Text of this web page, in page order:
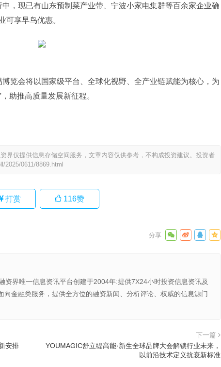
，现已有山东预制菜产业带、宁波小家电集群等百余家企业确
可享早鸟优惠。
览会将以国家级平台、全球化视野、全产业链赋能为核心，为
助推高质量发展新征程。
界仅提供信息存储空间服务，文章内容仅供参考，不构成投资建议。投资者
2025/0611/8869.html
打赏 116赞
资界唯一信息资讯平台创建于2004年:提供7X24小时投资信息资讯及
金融类服务，提供全方位的融资新闻、分析评论、权威的信息源门
安排
下一篇
YOUMAGIC舒立缇高能·新生全球品牌大会解锁行业未来，
以前沿技术定义抗衰新标准